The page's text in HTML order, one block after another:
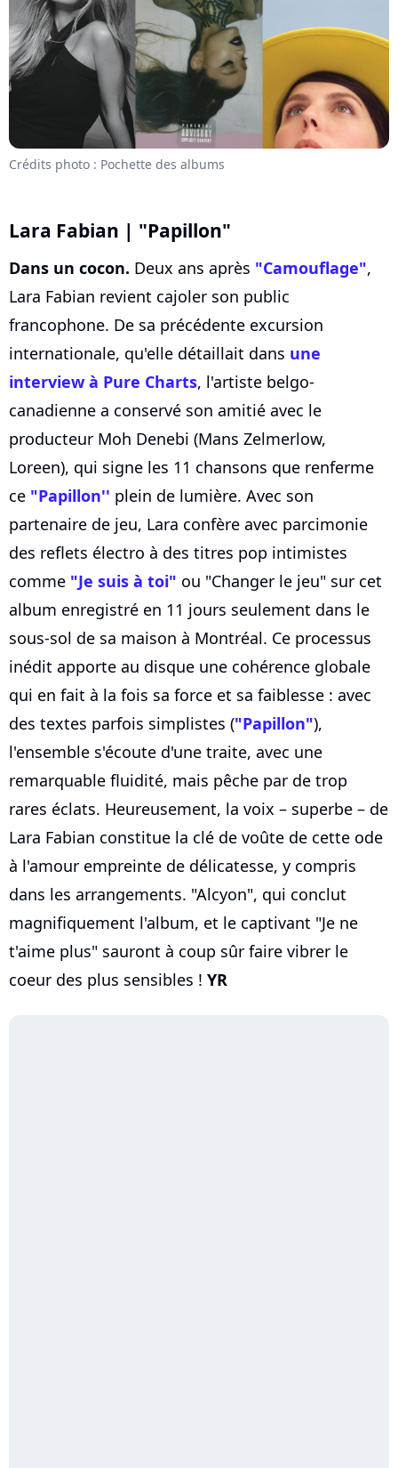
Crédits photo : Pochette des albums
Lara Fabian | "Papillon"
Dans un cocon. Deux ans après "Camouflage",
Lara Fabian revient cajoler son public
francophone. De sa précédente excursion
internationale, qu'elle détaillait dans une
interview à Pure Charts, l'artiste belgo-
canadienne a conservé son amitié avec le
producteur Moh Denebi (Mans Zelmerlow,
Loreen), qui signe les 11 chansons que renferme
ce "Papillon'' plein de lumière. Avec son
partenaire de jeu, Lara confère avec parcimonie
des reflets électro à des titres pop intimistes
comme "Je suis à toi" ou "Changer le jeu" sur cet
album enregistré en 11 jours seulement dans le
sous-sol de sa maison à Montréal. Ce processus
inédit apporte au disque une cohérence globale
qui en fait à la fois sa force et sa faiblesse : avec
des textes parfois simplistes ("Papillon"),
l'ensemble s'écoute d'une traite, avec une
remarquable fluidité, mais pêche par de trop
rares éclats. Heureusement, la voix – superbe – de
Lara Fabian constitue la clé de voûte de cette ode
à l'amour empreinte de délicatesse, y compris
dans les arrangements. "Alcyon", qui conclut
magnifiquement l'album, et le captivant "Je ne
t'aime plus" sauront à coup sûr faire vibrer le
coeur des plus sensibles ! YR